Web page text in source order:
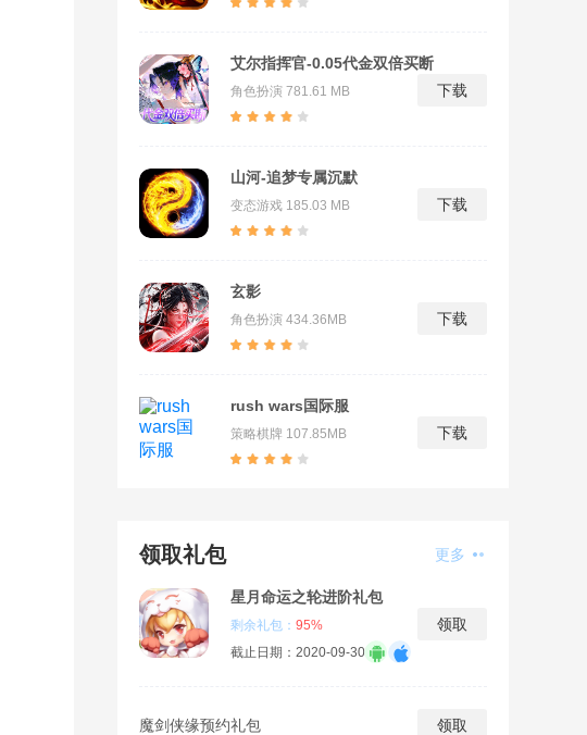
艾尔指挥官-0.05代金双倍买断
角色扮演 781.61 MB 下载
山河-追梦专属沉默
变态游戏 185.03 MB 下载
玄影
角色扮演 434.36MB 下载
rush wars国际服
策略棋牌 107.85MB 下载
领取礼包 更多
星月命运之轮进阶礼包
剩余礼包： 95%
截止日期：2020-09-30
领取
魔剑侠缘预约礼包 领取